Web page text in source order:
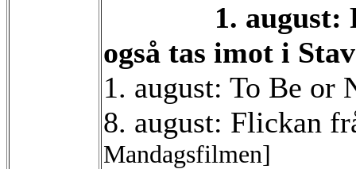
1. august:
også tas imot i
1. august: To Be or
8. august: Flickan
Mandagsfilmen]